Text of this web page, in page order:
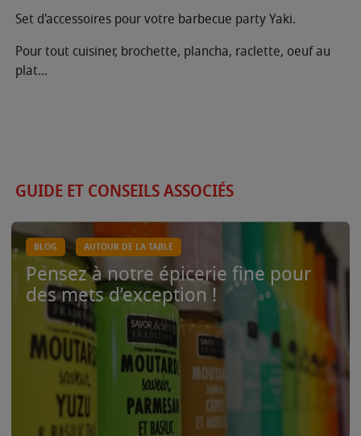
Set d'accessoires pour votre barbecue party Yaki.
Pour tout cuisiner, brochette, plancha, raclette, oeuf au
plat...
GUIDE ET CONSEILS ASSOCIÉS
BLOG AUTOUR DE LA TABLE
Pensez à notre épicerie fine pour
des mets d’exception !